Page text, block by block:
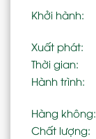
Khởi hành:
Xuất phát:
Thời gian:
Hành trình:
Hàng không:
Chất lượng: